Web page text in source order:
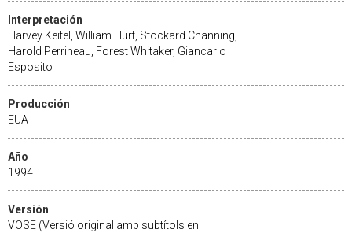
Interpretación
Harvey Keitel, William Hurt, Stockard Channing,
Harold Perrineau, Forest Whitaker, Giancarlo
Esposito
Producción
EUA
Año
1994
Versión
VOSE (Versió original amb subtítols en